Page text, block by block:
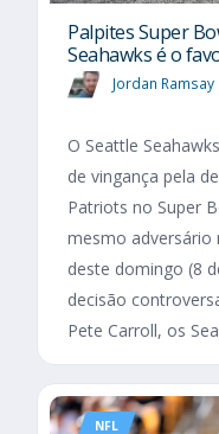
Palpites Super
Seahawks é o
Jordan Ramsay
O Seattle
de vingança pela
Patriots no Super
mesmo adversário
deste domingo (8
decisão
Pete Carroll, os
NFL